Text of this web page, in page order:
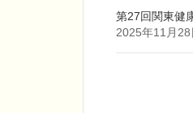
第27回関東健
2025年11月28